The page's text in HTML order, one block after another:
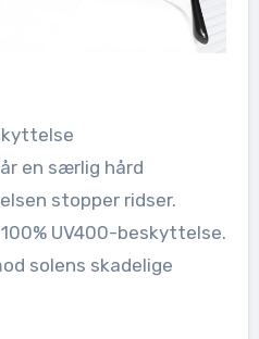
en særlig hård
stopper ridser.
UV400-beskyttelse.
solens skadelige